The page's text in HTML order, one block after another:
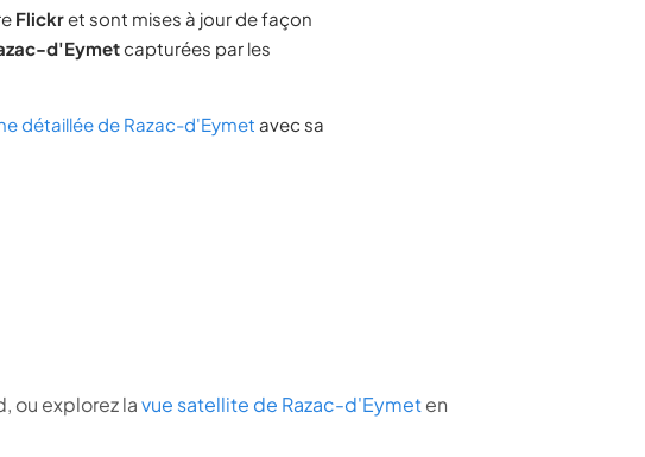
Flickret sont mises à jour de façon
d'Eymetcapturées par les
détaillée de Razac-d'Eymet avec sa
ou explorez lavue satellite de Razac-d'Eymeten